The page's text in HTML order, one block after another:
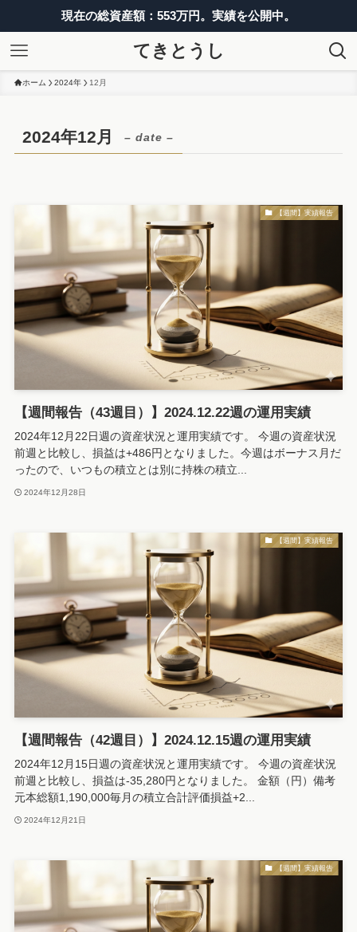
現在の総資産額：553万円。実績を公開中。
てきとうし
ホーム 2024年 12月
2024年12月 – date –
【週間】実績報告
【週間報告（43週目）】2024.12.22週の運用実績
2024年12月22日週の資産状況と運用実績です。 今週の資産状況
前週と比較し、損益は+486円となりました。今週はボーナス月だ
ったので、いつもの積立とは別に持株の積立...
2024年12月28日
【週間】実績報告
【週間報告（42週目）】2024.12.15週の運用実績
2024年12月15日週の資産状況と運用実績です。 今週の資産状況
前週と比較し、損益は-35,280円となりました。 金額（円）備考
元本総額1,190,000毎月の積立合計評価損益+2...
2024年12月21日
【週間】実績報告